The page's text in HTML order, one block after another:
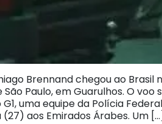
Brennand chegou ao
Paulo, em Guarulhos. O
G1, uma equipe da Polícia
aos Emirados Árabes. Um […]